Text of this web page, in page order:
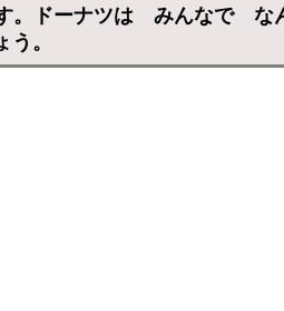
。ドーナツは みんなで な
。